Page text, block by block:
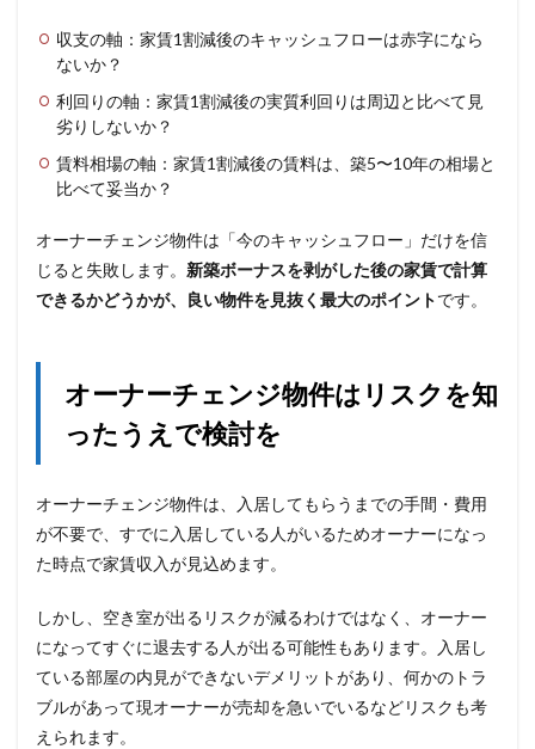
収支の軸：家賃1割減後のキャッシュフローは赤字になら
ないか？
利回りの軸：家賃1割減後の実質利回りは周辺と比べて見
劣りしないか？
賃料相場の軸：家賃1割減後の賃料は、築5〜10年の相場と
比べて妥当か？
オーナーチェンジ物件は「今のキャッシュフロー」だけを信
じると失敗します。 新築ボーナスを剥がした後の家賃で計算
できるかどうかが、良い物件を見抜く最大のポイントです。
オーナーチェンジ物件はリスクを知
ったうえで検討を
オーナーチェンジ物件は、入居してもらうまでの手間・費用
が不要で、すでに入居している人がいるためオーナーになっ
た時点で家賃収入が見込めます。
しかし、空き室が出るリスクが減るわけではなく、オーナー
になってすぐに退去する人が出る可能性もあります。入居し
ている部屋の内見ができないデメリットがあり、何かのトラ
ブルがあって現オーナーが売却を急いでいるなどリスクも考
えられます。